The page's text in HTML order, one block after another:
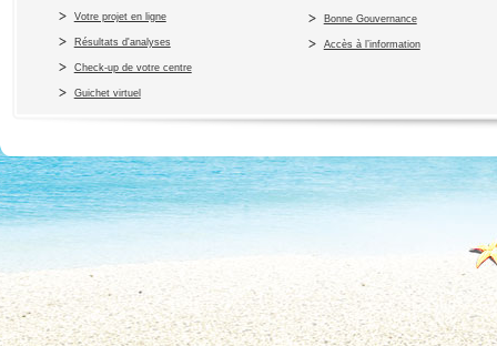
Votre projet en ligne
Résultats d'analyses
Check-up de votre centre
Guichet virtuel
Bonne Gouvernance
Accès à l’information